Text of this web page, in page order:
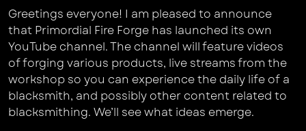
Greetings everyone! I am pleased to announce
that Primordial Fire Forge has launched its own
YouTube channel. The channel will feature videos
of forging various products, live streams from the
workshop so you can experience the daily life of a
blacksmith, and possibly other content related to
blacksmithing. We’ll see what ideas emerge.